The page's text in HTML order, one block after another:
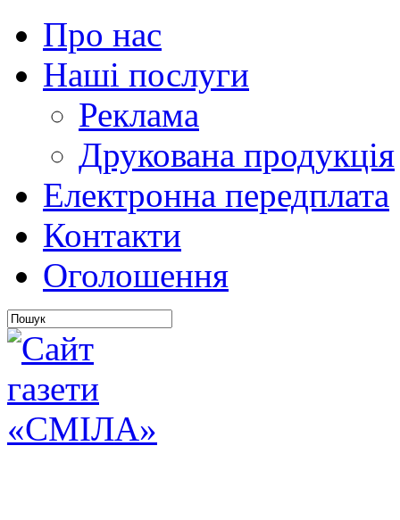
Про нас
Наші послуги
Реклама
Друкована продукція
Електронна передплата
Контакти
Оголошення